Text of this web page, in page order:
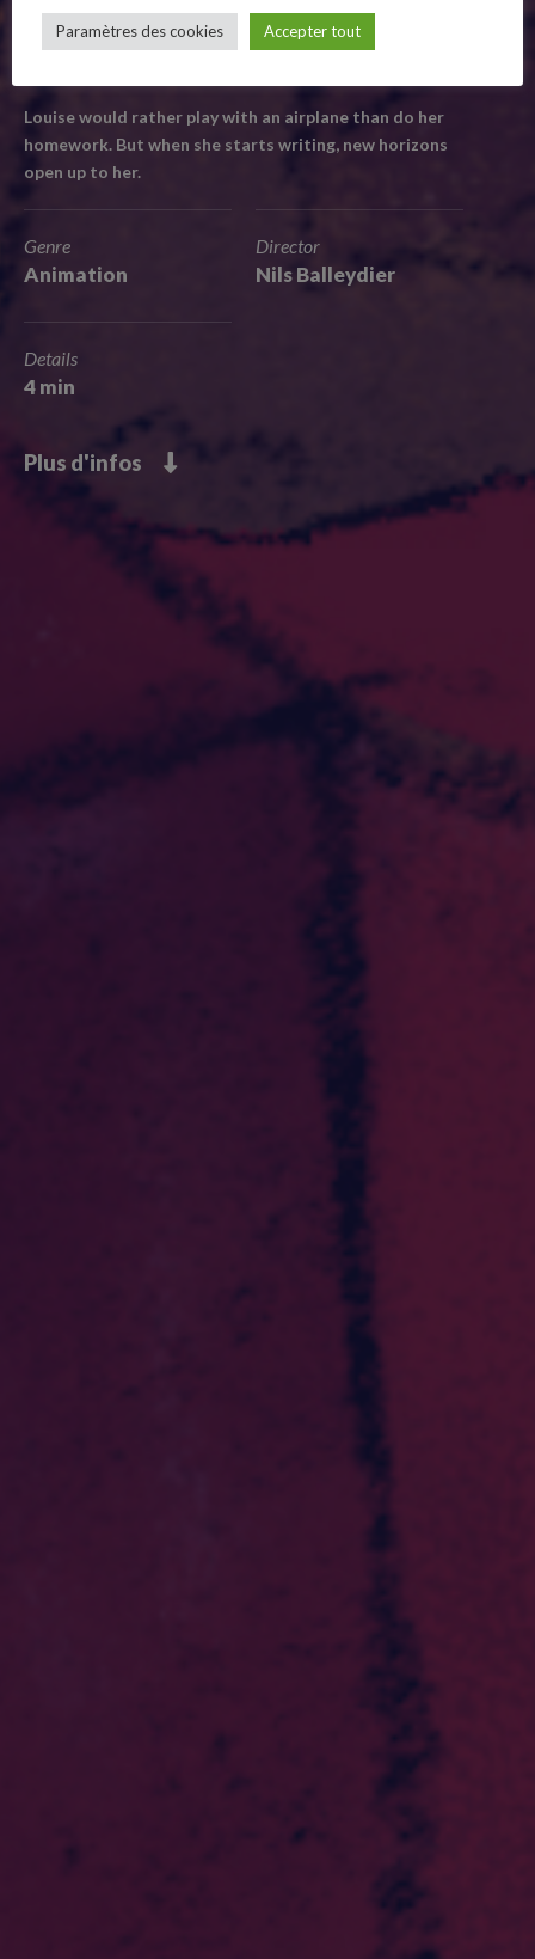
Follow Us
De Nils Balleydier
Louise would rather play with an airplane than do her
homework. But when she starts writing, new horizons
open up to her.
Genre
Animation
Director
Nils Balleydier
Details
4 min
Plus d'infos
Paramètres des cookies Accepter tout